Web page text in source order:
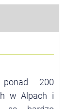
200
w Alpach i